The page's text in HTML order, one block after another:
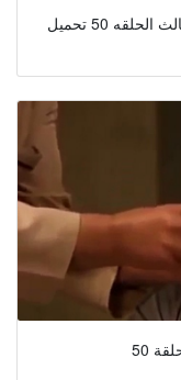
مسلسل وادي الذئاب الجزء الثالث الحلقه 50 تحميل Download
50